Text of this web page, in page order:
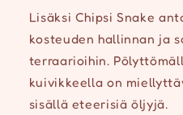
Lisäksi Chipsi Snake
kosteuden hallinnan ja
terraarioihin.
kuivikkeella on
sisällä eteerisiä öljyjä.